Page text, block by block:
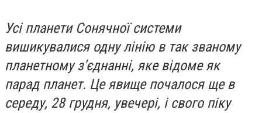
Усі планети Сонячної системи
вишикувалися одну лінію в так званому
планетному з'єднанні, яке відоме як
парад планет. Це явище почалося ще в
середу, 28 грудня, увечері, і свого піку